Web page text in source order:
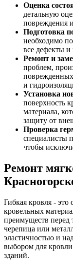
Оценка
детальную
повреждения
Подготовка
необходимо
все дефекты и
Ремонт и
проблем,
поврежденных
и
Установка
поверхность
материала,
защиту от
Проверка
специалисты
чтобы
Ремонт
Гибкая кровля -
кровельных
преимуществ
черепица или
эластичностью и
выбором для
зданий.